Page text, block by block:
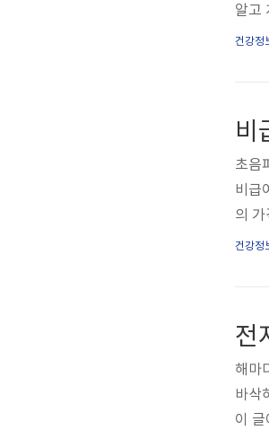
알고
으로
방사
건강정
비
초음
비급
의
글을
게끔
건강정
전
해마
바삭
이